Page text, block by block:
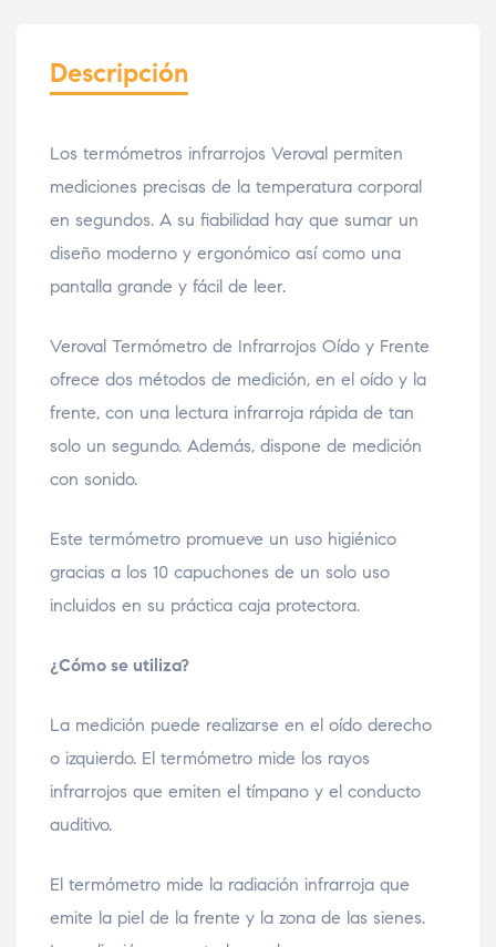
Descripción
Los termómetros infrarrojos Veroval permiten
mediciones precisas de la temperatura corporal
en segundos. A su fiabilidad hay que sumar un
diseño moderno y ergonómico así como una
pantalla grande y fácil de leer.
Veroval Termómetro de Infrarrojos Oído y Frente
ofrece dos métodos de medición, en el oído y la
frente, con una lectura infrarroja rápida de tan
solo un segundo. Además, dispone de medición
con sonido.
Este termómetro promueve un uso higiénico
gracias a los 10 capuchones de un solo uso
incluidos en su práctica caja protectora.
¿Cómo se utiliza?
La medición puede realizarse en el oído derecho
o izquierdo. El termómetro mide los rayos
infrarrojos que emiten el tímpano y el conducto
auditivo.
El termómetro mide la radiación infrarroja que
emite la piel de la frente y la zona de las sienes.